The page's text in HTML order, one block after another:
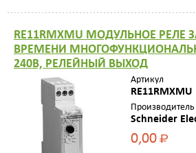
RE11RMXMU МОДУЛЬНОЕ РЕЛЕ
ВРЕМЕНИ
240В, РЕЛЕЙНЫЙ ВЫХОД
Артикул
RE11RMXMU
Производитель
Schneider
0,00Р